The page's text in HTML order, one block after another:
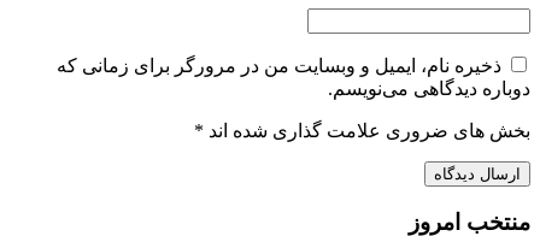
ذخیره نام، ایمیل و وبسایت من در مرورگر برای زمانی که
دوباره دیدگاهی می‌نویسم.
بخش های ضروری علامت گذاری شده اند *
منتخب امروز